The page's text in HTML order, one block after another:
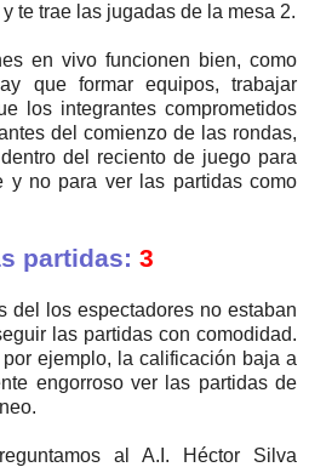
te trae las jugadas de la mesa 2.
en vivo funcionen bien, como
que formar equipos, trabajar
los integrantes comprometidos
del comienzo de las rondas,
del reciento de juego para
y no para ver las partidas como
partidas: 3
del los espectadores no estaban
las partidas con comodidad.
ejemplo, la calificación baja a
engorroso ver las partidas de
al A.I. Héctor Silva